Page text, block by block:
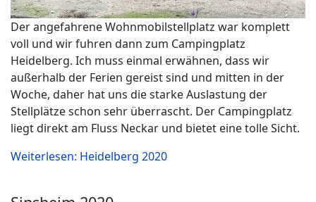
Der angefahrene Wohnmobilstellplatz war komplett
voll und wir fuhren dann zum Campingplatz
Heidelberg. Ich muss einmal erwähnen, dass wir
außerhalb der Ferien gereist sind und mitten in der
Woche, daher hat uns die starke Auslastung der
Stellplätze schon sehr überrascht. Der Campingplatz
liegt direkt am Fluss Neckar und bietet eine tolle Sicht.
Weiterlesen: Heidelberg 2020